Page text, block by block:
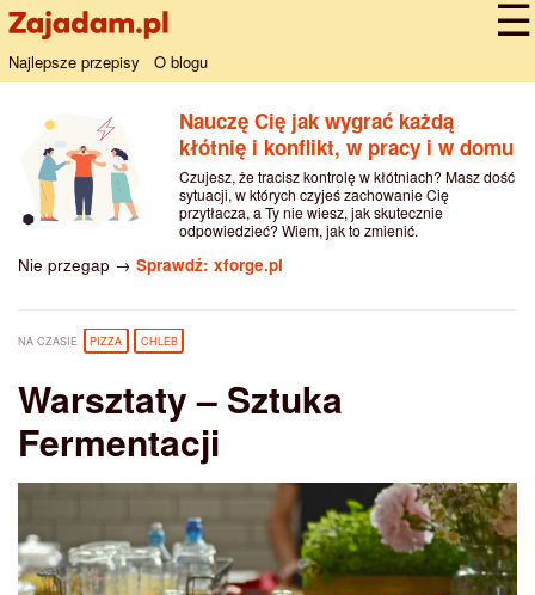
Najlepsze przepisy O blogu
Nauczę Cię jak wygrać każdą
kłótnię i konflikt, w pracy i w domu
Czujesz, że tracisz kontrolę w kłótniach? Masz dość
sytuacji, w których czyjeś zachowanie Cię
przytłacza, a Ty nie wiesz, jak skutecznie
odpowiedzieć? Wiem, jak to zmienić.
Nie przegap → Sprawdź: xforge.pl
NA CZASIE PIZZA CHLEB
Warsztaty – Sztuka
Fermentacji